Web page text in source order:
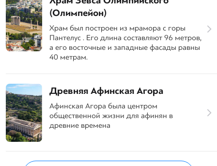
(Олимпейон)
Храм был построен из мрамора с горы
Пантелус . Его длина составляют 96 метров,
а его восточные и западные фасады равны
40 метрам.
Древняя Афинская Агора
Афинская Агора была центром
общественной жизни для афинян в
древние времена